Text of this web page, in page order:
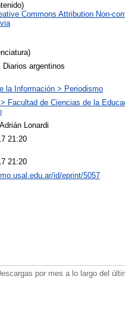
Commons Attribution Non-
Diarios argentinos
la Información > Periodismo
> Facultad de Ciencias de la
Lonardi
21:20
21:20
id/eprint/5057
por mes a lo largo del